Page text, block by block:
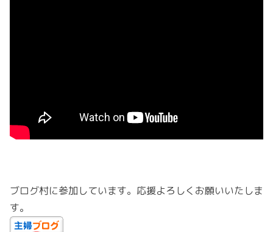
ブログ村に参加しています。応援よろしくお願いいたしま
す。